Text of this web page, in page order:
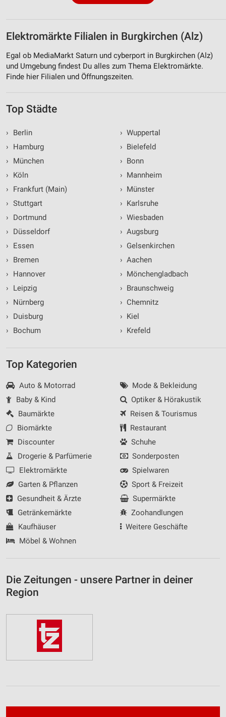
Elektromärkte Filialen in Burgkirchen (Alz)
Egal ob MediaMarkt Saturn und cyberport in Burgkirchen (Alz)
und Umgebung findest Du alles zum Thema Elektromärkte.
Finde hier Filialen und Öffnungszeiten.
Top Städte
›
Berlin
›
Hamburg
›
München
›
Köln
›
Frankfurt (Main)
› Stuttgart
›
Dortmund
›
Düsseldorf
›
Essen
›
Bremen
›
Hannover
›
Leipzig
›
Nürnberg
›
Duisburg
›
Bochum
› Wuppertal
› Bielefeld
› Bonn
› Mannheim
› Münster
› Karlsruhe
› Wiesbaden
› Augsburg
› Gelsenkirchen
› Aachen
› Mönchengladbach
› Braunschweig
› Chemnitz
› Kiel
› Krefeld
Top Kategorien
Auto & Motorrad
Baby & Kind
Baumärkte
Biomärkte
Discounter
Drogerie & Parfümerie
Elektromärkte
Garten & Pflanzen
Gesundheit & Ärzte
Getränkemärkte
Kaufhäuser
Möbel & Wohnen
Mode & Bekleidung
Optiker & Hörakustik
Reisen & Tourismus
Restaurant
Schuhe
Sonderposten
Spielwaren
Sport & Freizeit
Supermärkte
Zoohandlungen
Weitere Geschäfte
Die Zeitungen - unsere Partner in deiner
Region